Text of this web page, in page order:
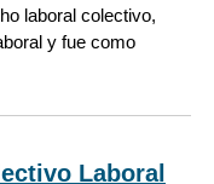
laboral colectivo,
y fue como
Laboral